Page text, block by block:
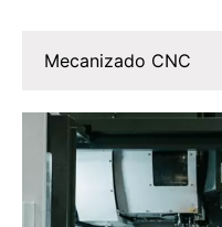
Mecanizado CNC
Mecanizado CNC
Mecanizado CNC de